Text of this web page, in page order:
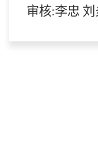
审核:李忠